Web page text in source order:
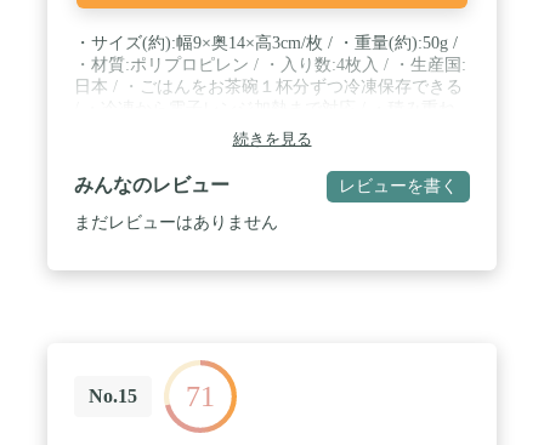
・サイズ(約):幅9×奥14×高3cm/枚 / ・重量(約):50g /
・材質:ポリプロピレン / ・入り数:4枚入 / ・生産国:
日本 / ・ごはんをお茶碗１杯分ずつ冷凍保存できる
て置けるので収納性が良く、庫内の整理に役立つ /
・フタを逆さにするとランチパックとして使用可能
続きを見る
みんなのレビュー レビューを書く
まだレビューはありません
No.15 71